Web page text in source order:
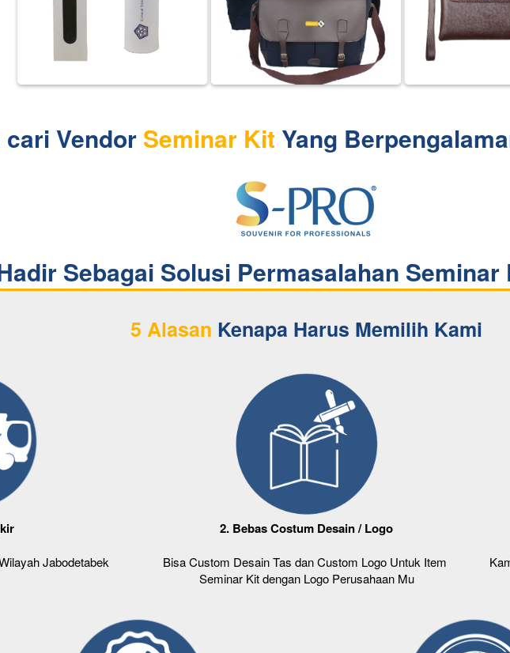
cari Vendor Seminar Kit Yang
Sebagai Solusi Permasalahan Seminar
5 Alasan Kenapa Harus Memilih Kami
Jabodetabek
2. Bebas Costum Desain / Logo
Bisa Custom Desain Tas dan Custom Logo Untuk Item
Seminar Kit dengan Logo Perusahaan Mu